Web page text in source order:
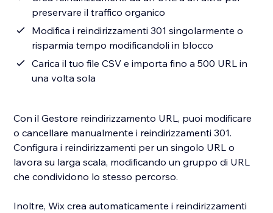
preservare il traffico organico
Modifica i reindirizzamenti 301 singolarmente o
risparmia tempo modificandoli in blocco
Carica il tuo file CSV e importa fino a 500 URL in
una volta sola
Con il Gestore reindirizzamento URL, puoi modificare
o cancellare manualmente i reindirizzamenti 301.
Configura i reindirizzamenti per un singolo URL o
lavora su larga scala, modificando un gruppo di URL
che condividono lo stesso percorso.
Inoltre, Wix crea automaticamente i reindirizzamenti